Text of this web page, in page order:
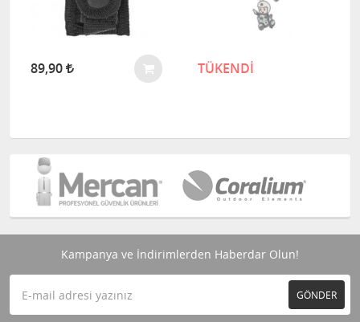
89,90 TÜKENDİ
Kampanya ve İndirimlerden Haberdar Olun!
GÖNDER